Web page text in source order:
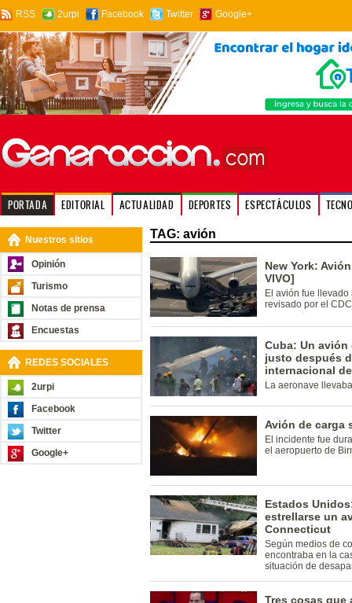
RSS 2urpi Facebook Twitter Google+
PORTADA EDITORIAL ACTUALIDAD DEPORTES ESPECTÁCULOS
Nuestros sitios
Opinión
Turismo
Notas de prensa
Encuestas
REDES SOCIALES
2urpi
Facebook
Twitter
Google+
TAG: avión
New York:
VIVO]
El avión fue
revisado por el
Cuba: Un avión
justo después
internacional
La aeronave
Avión de carga
El incidente fue
el aeropuerto de
Estados
estrellarse un
Connecticut
Según medios de
encontraba en la
situación de
Tres cosas que